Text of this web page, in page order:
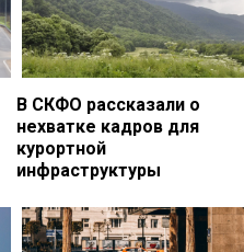
В СКФО рассказали о
нехватке кадров для
курортной
инфраструктуры